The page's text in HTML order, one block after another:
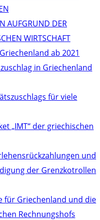
AUFGRUND DER
WIRTSCHAFT
ab 2021
in Griechenland
für viele
„IMT“ der griechischen
und
der Grenzkotrollen
für Griechenland und die
Rechnungshofs